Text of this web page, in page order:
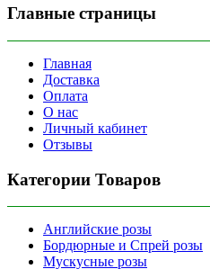
Главные страницы
Главная
Доставка
Оплата
О нас
Личный кабинет
Отзывы
Категории Товаров
Английские розы
Бордюрные и Спрей розы
Мускусные розы